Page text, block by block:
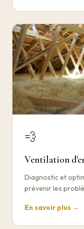
💨
Ventilation
Diagnostic et
prévenir les
En savoir plus →